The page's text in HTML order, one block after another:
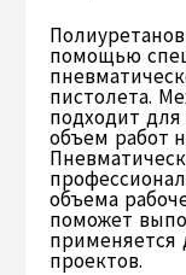
помощью
пистолета.
подходит для
объем работ
объема
поможет
применяется
проектов.